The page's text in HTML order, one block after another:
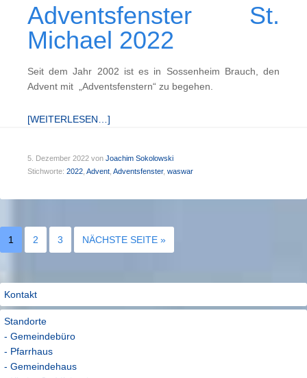
Adventsfenster St.
Michael 2022
Seit dem Jahr 2002 ist es in Sossenheim Brauch, den
Advent mit „Adventsfenstern“ zu begehen.
[WEITERLESEN…]
5. Dezember 2022 von Joachim Sokolowski
Stichworte: 2022 Advent Adventsfenster, waswar
1 2 3 NÄCHSTE SEITE »
Kontakt
Standorte
- Gemeindebüro
- Pfarrhaus
- Gemeindehaus